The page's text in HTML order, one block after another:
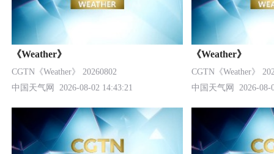
《Weather》
CGTN《Weather》 20260802
中国天气网
2026-08-02 14:43:21
《Weather》
CGTN《Weather》
中国天气网
2026-08-